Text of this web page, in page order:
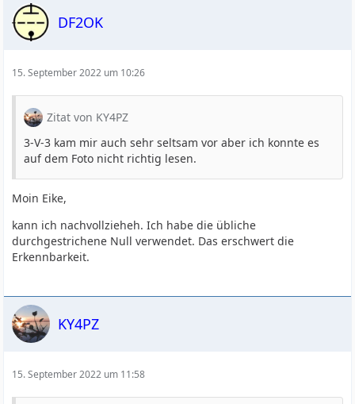
DF2OK
15. September 2022 um 10:26
Zitat von KY4PZ
3-V-3 kam mir auch sehr seltsam vor aber ich konnte es
auf dem Foto nicht richtig lesen.
Moin Eike,
kann ich nachvollzieheh. Ich habe die übliche
durchgestrichene Null verwendet. Das erschwert die
Erkennbarkeit.
KY4PZ
15. September 2022 um 11:58